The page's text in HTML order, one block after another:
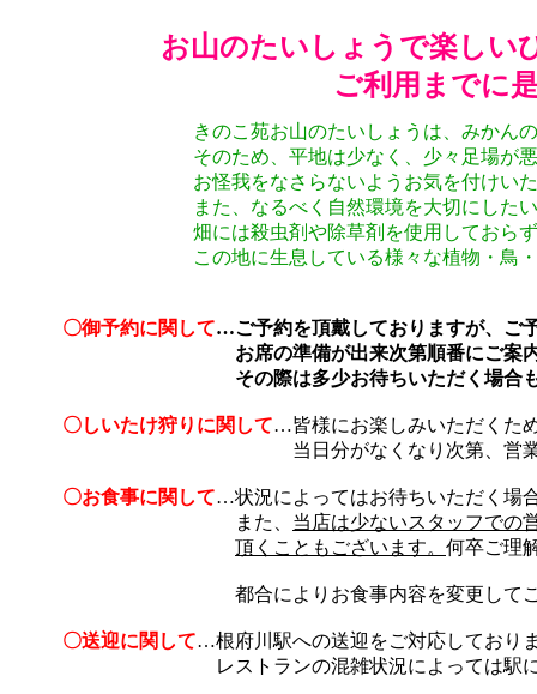
〇御予約に関して…ご予約を頂戴しておりますが、ご
お席の準備が出来次第順番にご案内
その際は多少お待ちいただく場合もござ
〇しいたけ狩りに関して…皆様にお楽しみいただくた
当日分がなくなり次第、営業時間内で
〇お食事に関して…状況によってはお待ちいただく場
また、 当店は少ないスタッフでの
頂くこともございます。 何卒ご理
都合によりお食事内容を変更してご案内
〇送迎に関して…根府川駅への送迎をご対応しており
レストランの混雑状況によっては駅にて少
お山のたいしょうで楽しい
ご利用までに
きのこ苑お山のたいしょうは、みかん
そのため、平地は少なく、少々足場が
お怪我をなさらないようお気を付けい
また、なるべく自然環境を大切にした
畑には殺虫剤や除草剤を使用しておら
この地に生息している様々な植物・鳥